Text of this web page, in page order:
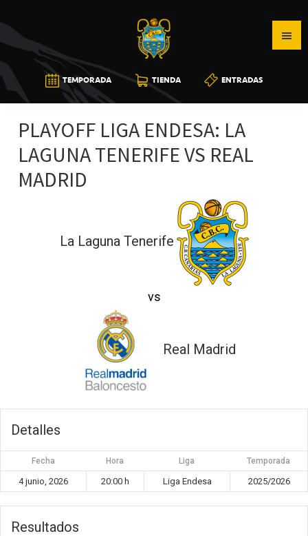
a
la
navegación
principal
al
contenido
principal
a
la
barra
lateral
principal
CB
CANARIAS
TEMPORADA TIENDA ENTRADAS
PLAYOFF LIGA ENDESA: LA
LAGUNA TENERIFE VS REAL
MADRID
La Laguna Tenerife
vs
Real Madrid
Detalles
Fecha Hora Liga Temporada
4 junio, 2026 20:00 h Liga Endesa 2025/2026
Resultados